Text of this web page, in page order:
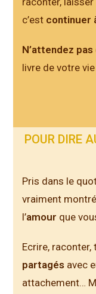
c’est continuer
N’attendez pas
livre de votre vie
POUR DIRE
Pris dans le
vraiment
l’amour que
Ecrire,
partagés avec
attachement…